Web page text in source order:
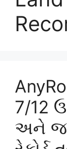
7/12
અને